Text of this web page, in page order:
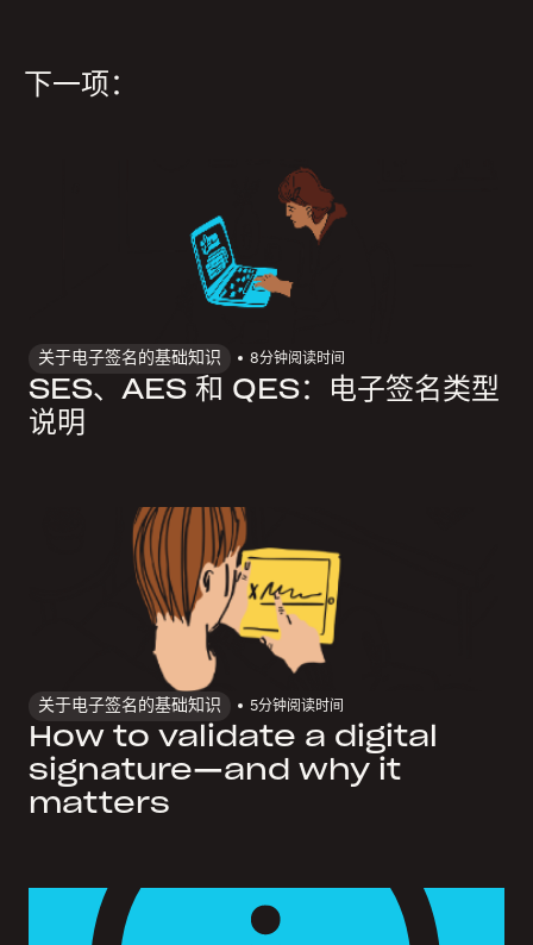
下一项：
关于电子签名的基础知识 8分钟阅读时间
SES、AES 和 QES：电子签名类型
说明
关于电子签名的基础知识 5分钟阅读时间
How to validate a digital
signature—and why it
matters